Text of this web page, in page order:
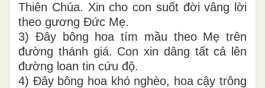
Thiên Chúa. Xin cho con suốt đời vâng lời
theo gương Đức Mẹ.
3) Đây bông hoa tím mầu theo Mẹ trên
đường thánh giá. Con xin dâng tất cả lên
đường loan tin cứu độ.
4) Đây bông hoa khó nghèo, hoa cậy trông